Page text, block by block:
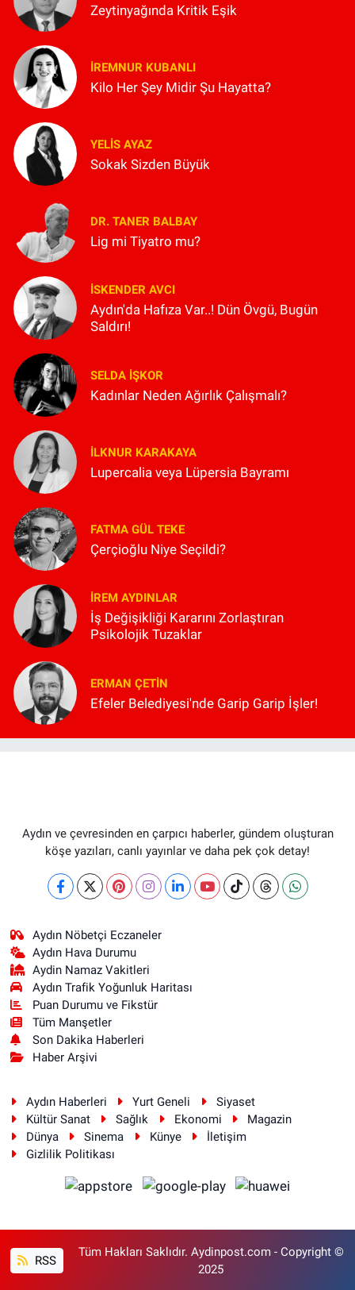
Zeytinyağında Kritik Eşik
İREMNUR KUBANLI
Kilo Her Şey Midir Şu Hayatta?
YELIS AYAZ
Sokak Sizden Büyük
DR. TANER BALBAY
Lig mi Tiyatro mu?
İSKENDER AVCI
Aydın'da Hafıza Var..! Dün Övgü, Bugün
Saldırı!
SELDA İŞKOR
Kadınlar Neden Ağırlık Çalışmalı?
İLKNUR KARAKAYA
Lupercalia veya Lüpersia Bayramı
FATMA GÜL TEKE
Çerçioğlu Niye Seçildi?
İREM AYDINLAR
İş Değişikliği Kararını Zorlaştıran
Psikolojik Tuzaklar
ERMAN ÇETIN
Efeler Belediyesi'nde Garip Garip İşler!
Aydın ve çevresinden en çarpıcı haberler, gündem oluşturan
köşe yazıları, canlı yayınlar ve daha pek çok detay!
Aydın Nöbetçi Eczaneler
Aydın Hava Durumu
Aydin Namaz Vakitleri
Aydın Trafik Yoğunluk Haritası
Puan Durumu ve Fikstür
Tüm Manşetler
Son Dakika Haberleri
Haber Arşivi
Aydın Haberleri Yurt Geneli
Siyaset
Kültür Sanat
Sağlık Ekonomi
Magazin
Dünya
Sinema Künye
İletişim
Gizlilik Politikası
RSS
Tüm Hakları Saklıdır. Aydinpost.com - Copyright ©
2025